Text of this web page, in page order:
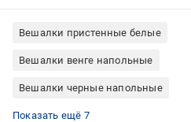
Вешалки пристенные белые
Вешалки венге напольные
Вешалки черные напольные
Стойки для одежды
Вешалки напольные деревянные
Вешалки на колесиках напольные
Вешалки двойные напольные
Стойка для одежды на колесиках
Вешалки напольные для
Вешалки металлическиеические
Показать ещё 7